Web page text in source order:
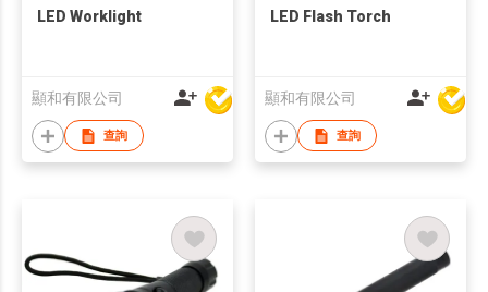
LED Worklight
顯和有限公司
查詢
LED Flash Torch
顯和有限公司
查詢